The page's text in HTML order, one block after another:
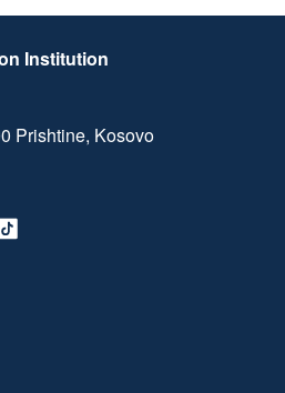
Institution
Prishtine, Kosovo